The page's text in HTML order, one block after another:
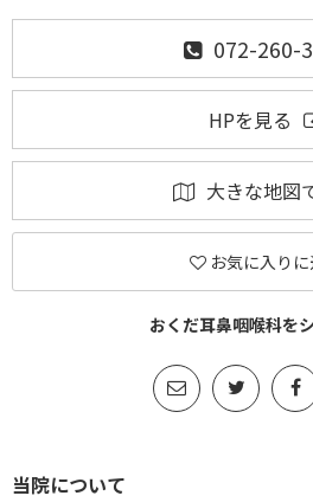
072-260-
HPを見る
大きな地図
お気に入り
おくだ耳鼻咽喉科を
当院について